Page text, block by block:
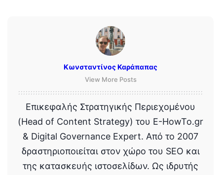
Κωνσταντίνος Καράπαπας
View More Posts
Επικεφαλής Στρατηγικής Περιεχομένου
(Head of Content Strategy) του E-HowTo.gr
& Digital Governance Expert. Από το 2007
δραστηριοποιείται στον χώρο του SEO και
της κατασκευής ιστοσελίδων. Ως ιδρυτής